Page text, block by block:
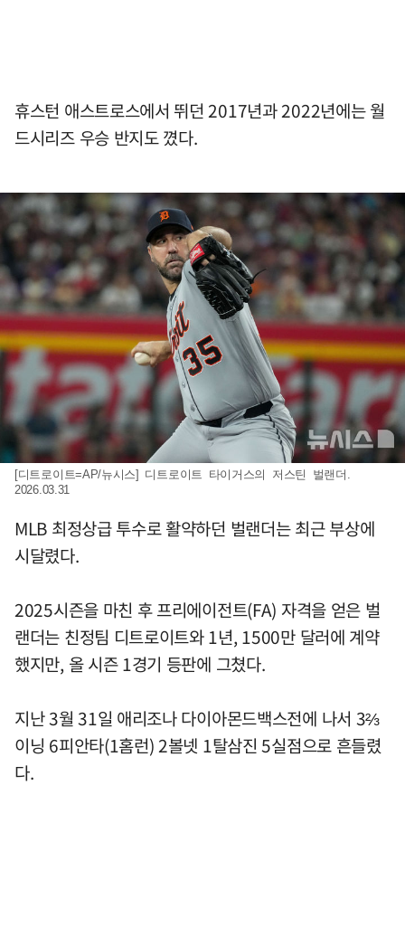
휴스턴 애스트로스에서 뛰던 2017년과 2022년에는 월
드시리즈 우승 반지도 꼈다.
[디트로이트=AP/뉴시스] 디트로이트 타이거스의 저스틴 벌랜더.
2026.03.31
MLB 최정상급 투수로 활약하던 벌랜더는 최근 부상에
시달렸다.
2025시즌을 마친 후 프리에이전트(FA) 자격을 얻은 벌
랜더는 친정팀 디트로이트와 1년, 1500만 달러에 계약
했지만, 올 시즌 1경기 등판에 그쳤다.
지난 3월 31일 애리조나 다이아몬드백스전에 나서 3⅔
이닝 6피안타(1홈런) 2볼넷 1탈삼진 5실점으로 흔들렸
다.